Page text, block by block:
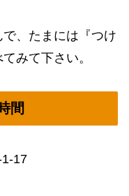
、たまには『つけ
みて下さい。
間
17